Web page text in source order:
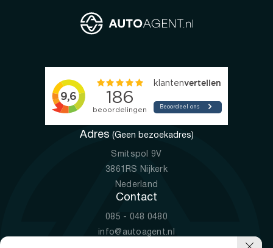
Adres (Geen bezoekadres)
Smitspol 9V
3861RS Nijkerk
Nederland
Contact
085 - 048 0480
info@autoagent.nl